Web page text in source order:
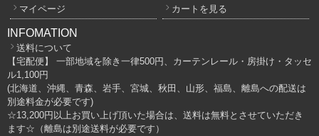
マイページ カートを見る
INFOMATION
送料について
【宅配便】 一部地域を除き一律500円、カーテンレール・房掛け・タッセ
ル1,100円
(北海道、沖縄、青森、岩手、宮城、秋田、山形、福島、離島への配送は
別途料金が必要です)
☆13,200円以上お買い上げ頂いた場合は、送料は無料とさせていただき
ます☆（離島は別途送料が必要です）